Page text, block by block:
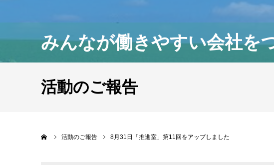
みんなが働きやすい会社を
活動のご報告
活動のご報告 8月31日「推進室」第11回をアップしました